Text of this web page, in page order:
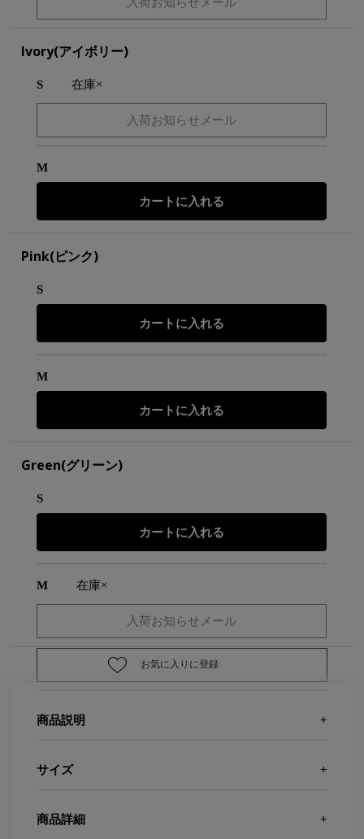
Ivory(アイボリー)
S 在庫×
M
Pink(ピンク)
S
M
Green(グリーン)
S
M 在庫×
お気に入りに登録
商品説明
サイズ
商品詳細